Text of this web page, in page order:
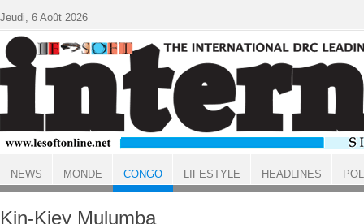
ACCUEIL CONGO
Kin-Kiey Mulumba
Jeudi, 6 Août 2026
NEWS MONDE CONGO LIFESTYLE HEADLINES